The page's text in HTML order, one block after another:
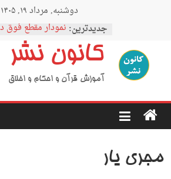
دوشنبه, مرداد ۱۹, ۱۴۰۵
جدیدترین: نمودار مقطع فوق
اردوی نیمه رمضان
اردوی نیمه شعبان
اردوی غدیر
اردوی محرم
کانون نشر
آموزش قرآن و احکام و اخلاق
مجری یار